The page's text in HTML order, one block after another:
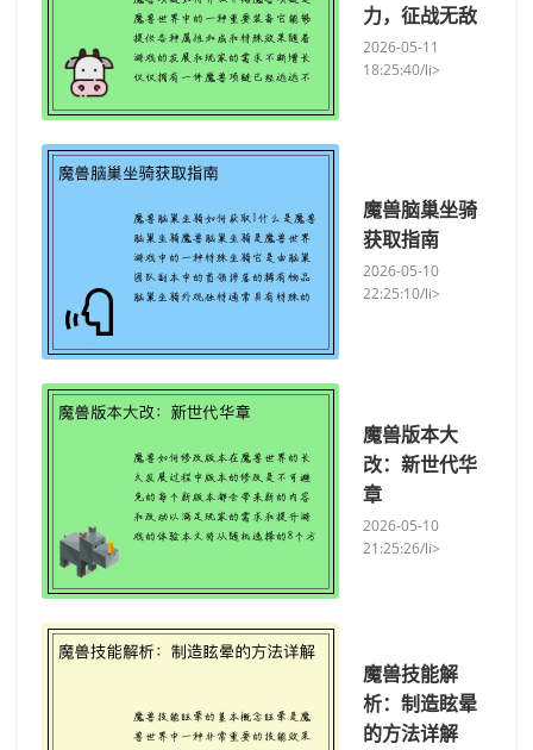
力，征战无敌
2026-05-11
18:25:40/li>
魔兽脑巢坐骑
获取指南
2026-05-10
22:25:10/li>
魔兽版本大
改：新世代华
章
2026-05-10
21:25:26/li>
魔兽技能解
析：制造眩晕
的方法详解